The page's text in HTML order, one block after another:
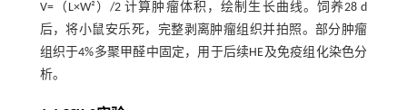
V=（L×W²）/2 计算肿瘤体积，绘制生长曲线。饲养28 d
后，将小鼠安乐死，完整剥离肿瘤组织并拍照。部分肿瘤
组织于4%多聚甲醛中固定，用于后续HE及免疫组化染色分
析。